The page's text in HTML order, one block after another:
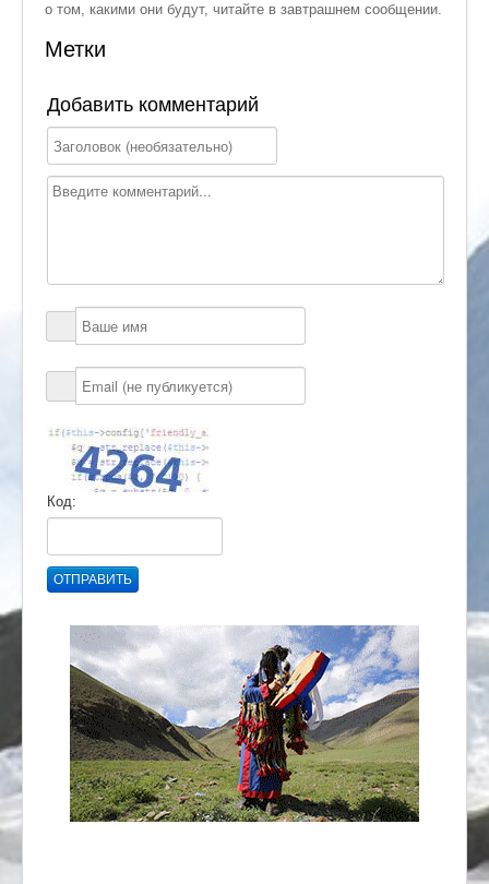
о том, какими они будут, читайте в завтрашнем сообщении.
Метки
Добавить комментарий
Код:
ОТПРАВИТЬ